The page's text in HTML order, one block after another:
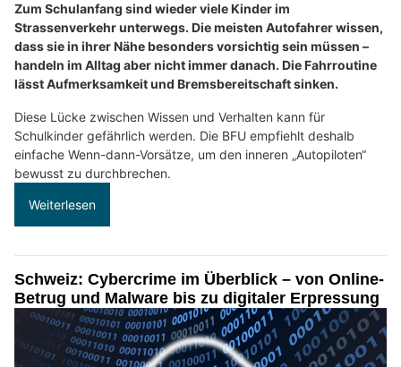
Zum Schulanfang sind wieder viele Kinder im
Strassenverkehr unterwegs. Die meisten Autofahrer wissen,
dass sie in ihrer Nähe besonders vorsichtig sein müssen –
handeln im Alltag aber nicht immer danach. Die Fahrroutine
lässt Aufmerksamkeit und Bremsbereitschaft sinken.
Diese Lücke zwischen Wissen und Verhalten kann für
Schulkinder gefährlich werden. Die BFU empfiehlt deshalb
einfache Wenn-dann-Vorsätze, um den inneren „Autopiloten“
bewusst zu durchbrechen.
Weiterlesen
Schweiz: Cybercrime im Überblick – von Online-
Betrug und Malware bis zu digitaler Erpressung